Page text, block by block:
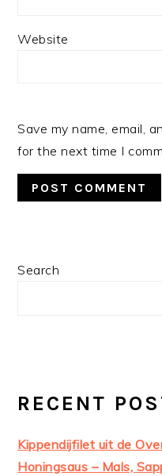
Website
Save my name, email,
for the next time I
PRIMARY
Search
RECENT
Kippendijfilet uit de
Honingsaus – Mals,